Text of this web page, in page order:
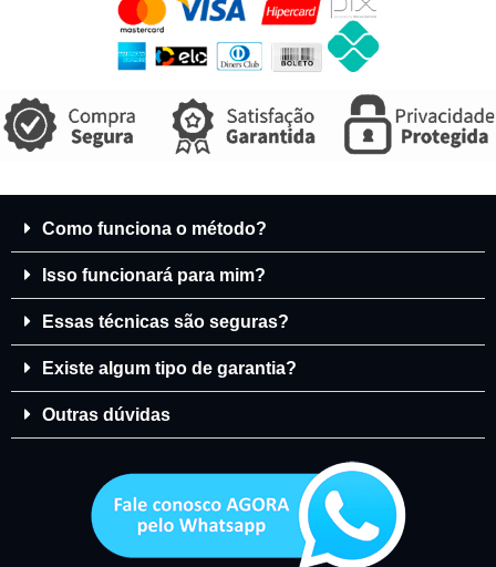
Como funciona o método?
Isso funcionará para mim?
Essas técnicas são seguras?
Existe algum tipo de garantia?
Outras dúvidas